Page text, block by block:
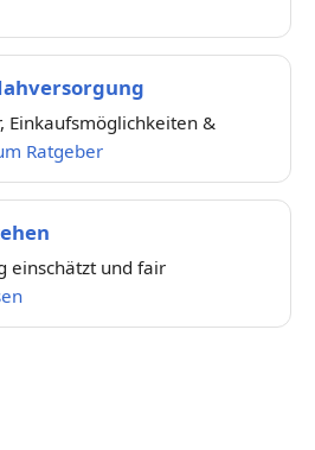
Einkaufsmöglichkeiten &
Ratgeber
einschätzt und fair